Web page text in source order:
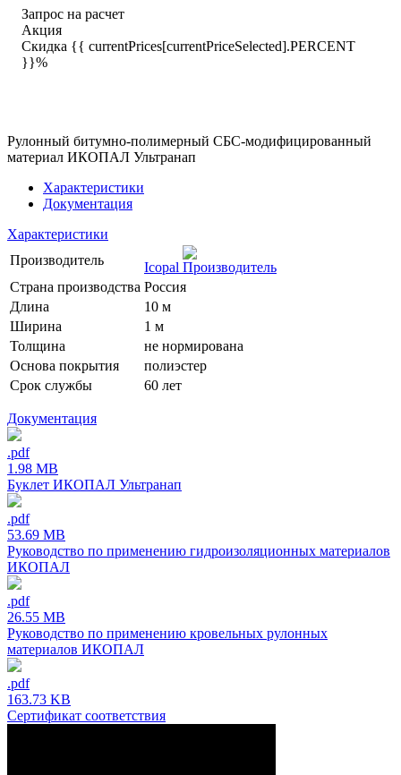
Запрос на расчет
Акция
Скидка {{ currentPrices[currentPriceSelected].PERCENT
}}%
Рулонный битумно-полимерный СБС-модифицированный
материал ИКОПАЛ Ультранап
Характеристики
Документация
Характеристики
Производитель
Icopal
Страна производства Россия
Длина
10 м
Ширина
1 м
Толщина
не нормирована
Основа покрытия
полиэстер
Срок службы
60 лет
Документация
.pdf
1.98 MB
Буклет ИКОПАЛ Ультранап
.pdf
53.69 MB
Руководство по применению гидроизоляционных материалов
ИКОПАЛ
.pdf
26.55 MB
Руководство по применению кровельных рулонных
материалов ИКОПАЛ
.pdf
163.73 KB
Сертификат соответствия